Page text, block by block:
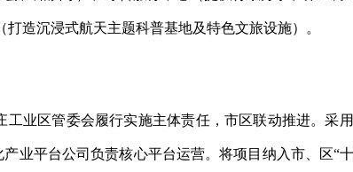
造沉浸式航天主题科普基地及特色文旅设施）。
业区管委会履行实施主体责任，市区联动推进。采
业平台公司负责核心平台运营。将项目纳入市、区“